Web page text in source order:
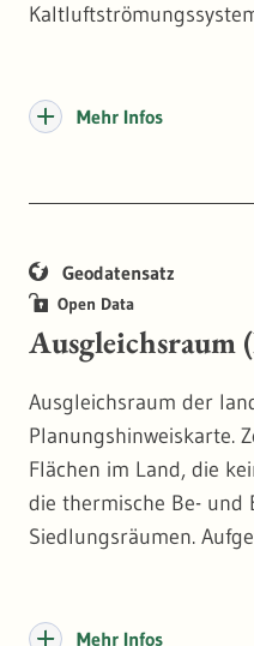
Trajektorien
kühler Luftpakete im
Mehr Infos
Geodatensatz
Open Data
Ausgleichsraum
Ausgleichsraum der
Planungshinweiskarte.
Flächen im Land, die
die thermische Be- und
Siedlungsräumen.
Mehr Infos